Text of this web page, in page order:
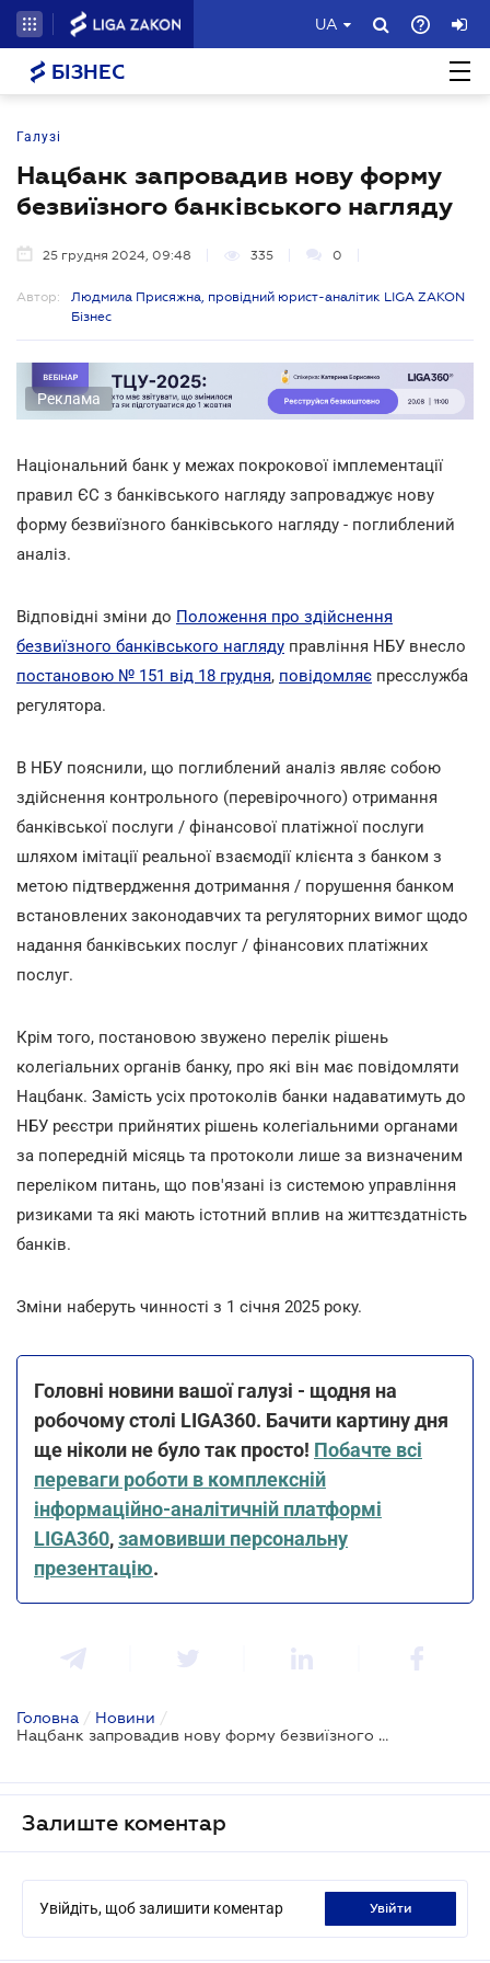
UA
БІЗНЕС
Галузі
Нацбанк запровадив нову форму
безвиїзного банківського нагляду
25 грудня 2024, 09:48 335 0
Автор:
Людмила Присяжна, провідний юрист-аналітик LIGA ZAKON
Бізнес
Реклама
Національний банк у межах покрокової імплементації
правил ЄС з банківського нагляду запроваджує нову
форму безвиїзного банківського нагляду - поглиблений
аналіз.
Відповідні зміни до Положення про здійснення
безвиїзного банківського нагляду правління НБУ внесло
постановою № 151 від 18 грудня, повідомляє пресслужба
регулятора.
В НБУ пояснили, що поглиблений аналіз являє собою
здійснення контрольного (перевірочного) отримання
банківської послуги / фінансової платіжної послуги
шляхом імітації реальної взаємодії клієнта з банком з
метою підтвердження дотримання / порушення банком
встановлених законодавчих та регуляторних вимог щодо
надання банківських послуг / фінансових платіжних
послуг.
Крім того, постановою звужено перелік рішень
колегіальних органів банку, про які він має повідомляти
Нацбанк. Замість усіх протоколів банки надаватимуть до
НБУ реєстри прийнятих рішень колегіальними органами
за попередній місяць та протоколи лише за визначеним
переліком питань, що пов'язані із системою управління
ризиками та які мають істотний вплив на життєздатність
банків.
Зміни наберуть чинності з 1 січня 2025 року.
Головні новини вашої галузі - щодня на
робочому столі LIGA360. Бачити картину дня
ще ніколи не було так просто! Побачте всі
переваги роботи в комплексній
інформаційно-аналітичній платформі
LIGA360,замовивши персональну
презентацію.
Головна / Новини /
Нацбанк запровадив нову форму безвиїзного банківського нагляду
Залиште коментар
Увійдіть, щоб залишити коментар увійти